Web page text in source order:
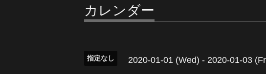
カレンダー
指定なし 2020-01-01 (Wed) - 2020-01-03